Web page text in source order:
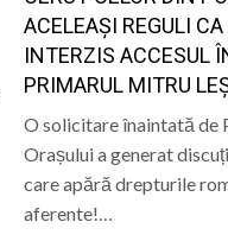
ACELEAȘI REGULI
INTERZIS ACCESUL
PRIMARUL MITRU
O solicitare înaintată de
Orașului a generat
care apără drepturile
aferente!…